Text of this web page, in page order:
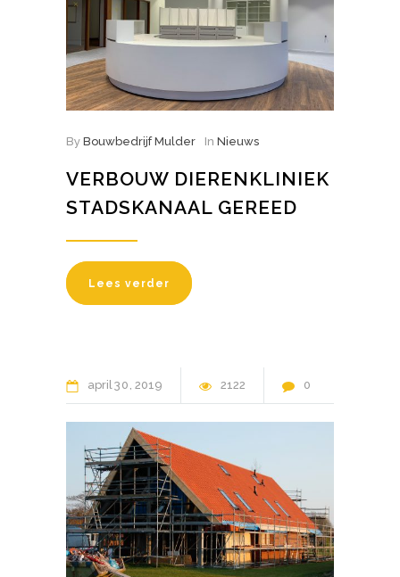
By Bouwbedrijf Mulder In Nieuws
VERBOUW DIERENKLINIEK
STADSKANAAL GEREED
Lees verder
april 30 2019 2122 0